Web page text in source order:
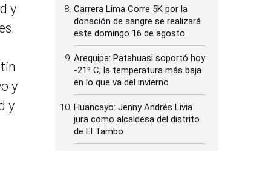
y
y
y
Carrera Lima Corre 5K por la
donación de sangre se realizará
este domingo 16 de agosto
Arequipa: Patahuasi soportó hoy
-21⁰ C, la temperatura más baja
en lo que va del invierno
Huancayo: Jenny Andrés Livia
jura como alcaldesa del distrito
de El Tambo